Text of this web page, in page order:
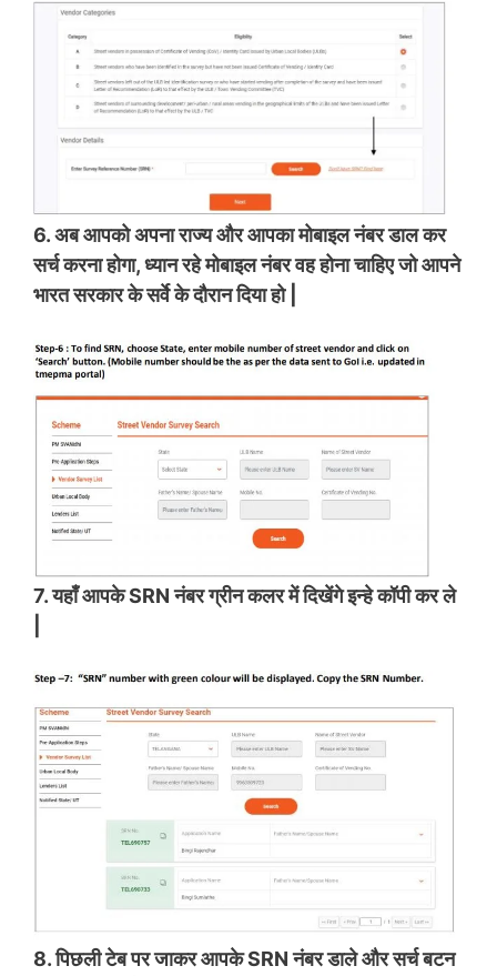
6. अब आपको अपना राज्य और आपका मोबाइल नंबर डाल कर
सर्च करना होगा, ध्यान रहे मोबाइल नंबर वह होना चाहिए जो आपने
भारत सरकार के सर्वे के दौरान दिया हो |
7. यहाँ आपके SRN नंबर ग्रीन कलर में दिखेंगे इन्हे कॉपी कर ले
8. पिछली टेब पर जाकर आपके SRN नंबर डाले और सर्च बटन